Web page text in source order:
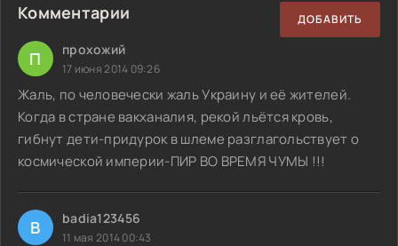
Комментарии ДОБАВИТЬ
П прохожий
17 июня 2014 09:26
Жаль, по человечески жаль Украину и её жителей.
Когда в стране вакханалия, рекой льётся кровь,
гибнут дети-придурок в шлеме разглагольствует о
космической империи-ПИР ВО ВРЕМЯ ЧУМЫ !!!
B badia123456
11 мая 2014 00:43